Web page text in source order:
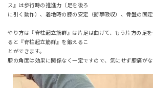
ス』は歩行時の推進力（足を後ろ
に引く動作）、着地時の膝の安定（衝撃吸収）、骨盤の固定
やり方は『脊柱起立筋群』は片足は曲げて、もう片方の足
ると『脊柱起立筋群』を鍛えるこ
とができます。
膝の角度は効果に関係なく一定ですので、気にせず膝痛がな